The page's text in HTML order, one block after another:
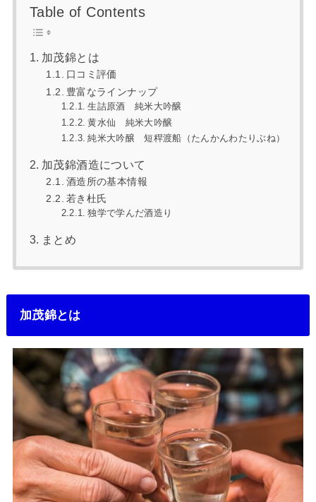
Table of Contents
加茂錦とは
口コミ評価
豊富なラインナップ
生詰原酒 純米大吟醸
黄水仙 純米大吟醸
純米大吟醸 短稈渡船（たんかんわたりぶね）
加茂錦酒造について
酒造所の基本情報
若き杜氏
独学で学んだ酒造り
まとめ
加茂錦とは